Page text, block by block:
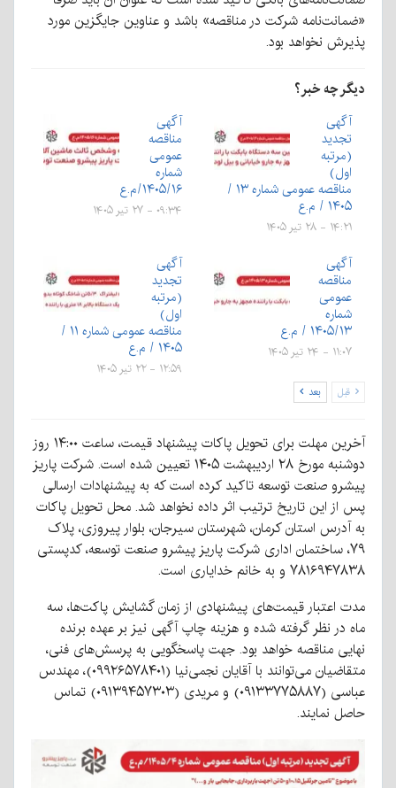
شرکت در مناقصه» باشد و عناوین جایگزین مورد
نخواهد بود.
چه خبر؟
مناقصه عمومی شماره ۱۳ /
مناقصه
عمومی
شماره
۱۴۰۵/۱۶/م.ع
تجدید
(مرتبه
مناقصه عمومی شماره ۱۱ /
بعد
آخرین مهلت برای تحویل پاکات پیشنهاد قیمت، ساعت ۱۴:۰۰ روز
دوشنبه مورخ ۲۸ اردیبهشت ۱۴۰۵ تعیین شده است. شرکت پاریز
صنعت توسعه تاکید کرده است که به پیشنهادات ارسالی
این تاریخ ترتیب اثر داده نخواهد شد. محل تحویل پاکات
استان کرمان، شهرستان سیرجان، بلوار پیروزی، پلاک
ساختمان اداری شرکت پاریز پیشرو صنعت توسعه، کدپستی
و به خانم خدایاری است.
قیمت‌های پیشنهادی از زمان گشایش پاکت‌ها، سه
نظر گرفته شده و هزینه چاپ آگهی نیز بر عهده برنده
مناقصه خواهد بود. جهت پاسخگویی به پرسش‌های فنی،
متقاضیان می‌توانند با آقایان نجمی‌نیا (۰۹۹۲۶۵۷۸۴۰۱)، مهندس
عباسی (۰۹۱۳۳۷۷۵۸۸۷) و مریدی (۰۹۱۳۹۴۵۷۳۰۳) تماس
نمایند.